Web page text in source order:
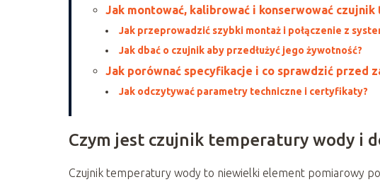
Jak montować, kalibrować i konserwować
Jak przeprowadzić szybki montaż i połączenie z
Jak dbać o czujnik aby przedłużyć jego żywotność?
Jak porównać specyfikacje i co sprawdzić przed
Jak odczytywać parametry techniczne i certyfikaty?
Czym jest czujnik temperatury wody i
Czujnik temperatury wody to niewielki element pomiarowy